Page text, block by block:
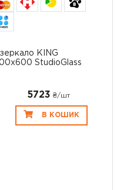
KING
StudioGlass
5723 ₴/шт
В КОШИК